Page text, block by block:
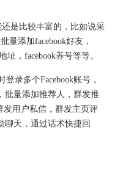
是比较丰富的，比如说采
量添加facebook好友，
址，facebook养号等等。
录多个Facebook账号，
批量添加推荐人，群发推
发用户私信，群发主页评
聊天，通过话术快捷回